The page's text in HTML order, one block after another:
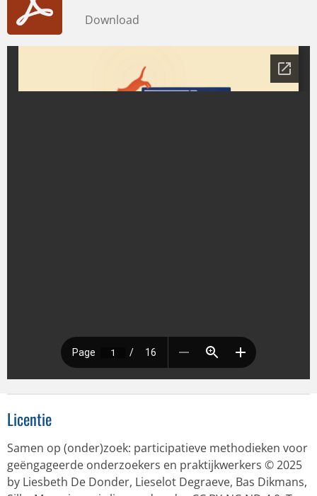
Download
Licentie
Samen op (onder)zoek: participatieve methodieken voor
geëngageerde onderzoekers en praktijkwerkers © 2025
by Liesbeth De Donder, Lieselot Degraeve, Bas Dikmans,